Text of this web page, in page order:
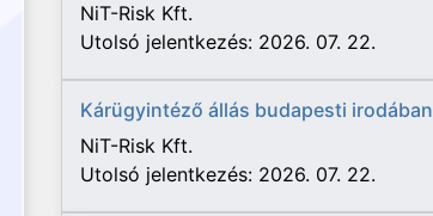
NiT-Risk Kft.
Utolsó jelentkezés: 2026. 07. 22.
Kárügyintéző állás budapesti irodában
NiT-Risk Kft.
Utolsó jelentkezés: 2026. 07. 22.